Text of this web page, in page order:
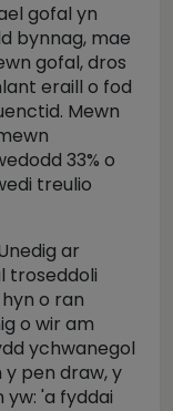
gofal yn
bynnag, mae
gofal, dros
eraill o fod
Mewn
33% o
treulio
ar
troseddoli
o ran
o wir am
ychwanegol
y pen draw, y
yw: 'a fyddai